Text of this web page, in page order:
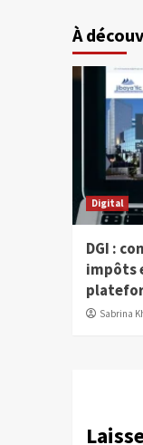
À
Digital
DGI :
impôts
Sabrina